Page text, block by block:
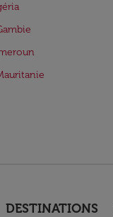
DESTINATIONS